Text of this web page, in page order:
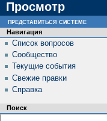
Просмотр
Навигация
Список вопросов
Сообщество
Текущие события
Свежие правки
Справка
Поиск
представиться системе